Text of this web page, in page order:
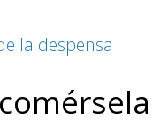
la despensa